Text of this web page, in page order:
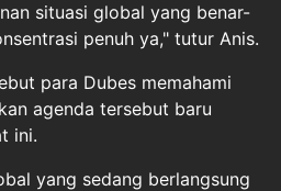
situasi global yang benar-
penuh ya," tutur Anis.
para Dubes memahami
agenda tersebut baru
ini.
yang sedang berlangsung